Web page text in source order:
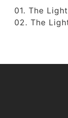
01. The Light
02. The